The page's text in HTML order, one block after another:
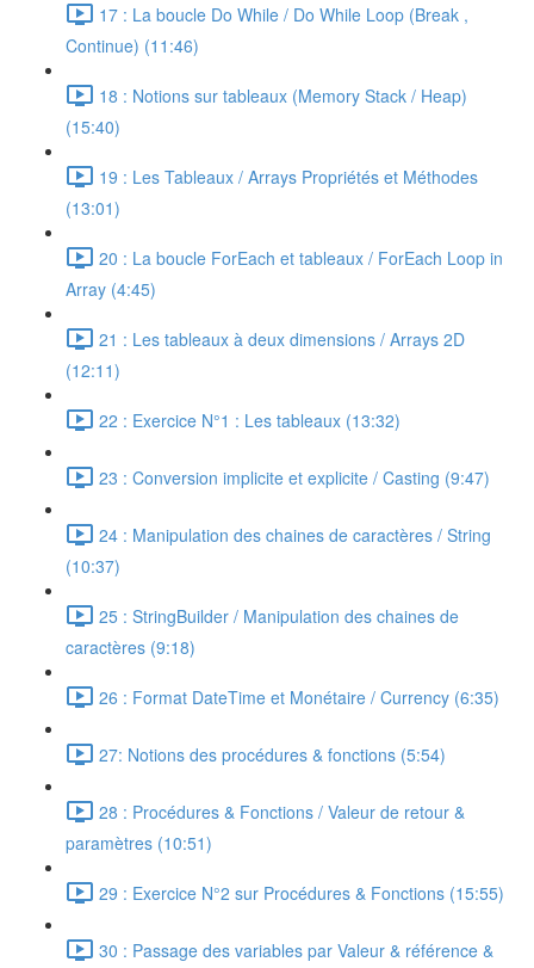
17 : La boucle Do While / Do While Loop (Break ,
Continue) (11:46)
18 : Notions sur tableaux (Memory Stack / Heap)
(15:40)
19 : Les Tableaux / Arrays Propriétés et Méthodes
(13:01)
20 : La boucle ForEach et tableaux / ForEach Loop in
Array (4:45)
21 : Les tableaux à deux dimensions / Arrays 2D
(12:11)
22 : Exercice N°1 : Les tableaux (13:32)
23 : Conversion implicite et explicite / Casting (9:47)
24 : Manipulation des chaines de caractères / String
(10:37)
25 : StringBuilder / Manipulation des chaines de
caractères (9:18)
26 : Format DateTime et Monétaire / Currency (6:35)
27: Notions des procédures & fonctions (5:54)
28 : Procédures & Fonctions / Valeur de retour &
paramètres (10:51)
29 : Exercice N°2 sur Procédures & Fonctions (15:55)
30 : Passage des variables par Valeur & référence &